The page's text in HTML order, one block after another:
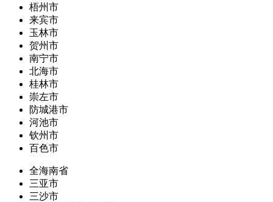
梧州市
来宾市
玉林市
贺州市
南宁市
北海市
桂林市
崇左市
防城港市
河池市
钦州市
百色市
全海南省
三亚市
三沙市